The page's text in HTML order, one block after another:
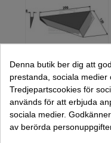
Ensilageuttagare
Denna butik ber dig att
prestanda, sociala medier
Tredjepartscookies för
används för att erbjuda
sociala medier.
av berörda